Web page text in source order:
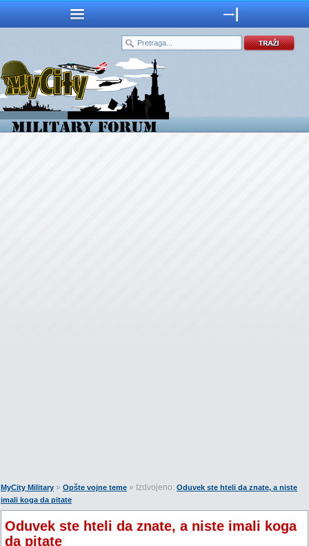
MyCity Military » Opšte vojne teme » Izdvojeno: Oduvek ste hteli da znate, a niste
imali koga da pitate
Oduvek ste hteli da znate, a niste imali koga
da pitate